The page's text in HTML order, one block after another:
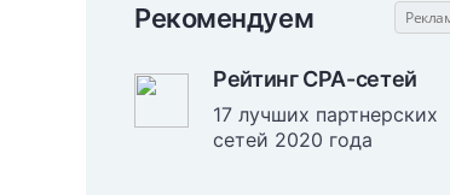
Рекомендуем
Рейтинг CPA-сетей
17 лучших партнерских
сетей 2020 года